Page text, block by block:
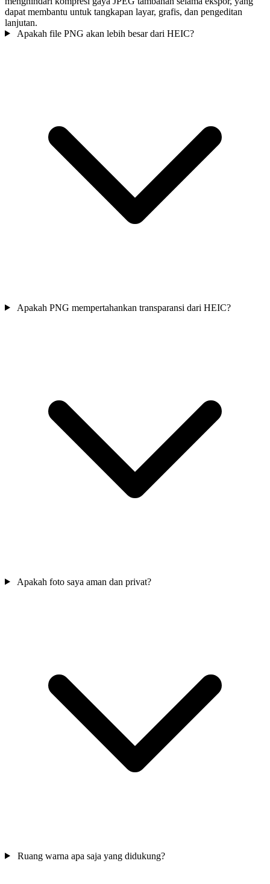
dapat membantu untuk tangkapan layar, grafis, dan pengeditan
lanjutan.
Apakah file PNG akan lebih besar dari HEIC?
Apakah PNG mempertahankan transparansi dari HEIC?
Apakah foto saya aman dan privat?
Ruang warna apa saja yang didukung?